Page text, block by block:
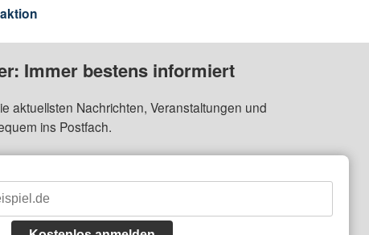
Immer bestens informiert
aktuellsten Nachrichten, Veranstaltungen und
ins Postfach.